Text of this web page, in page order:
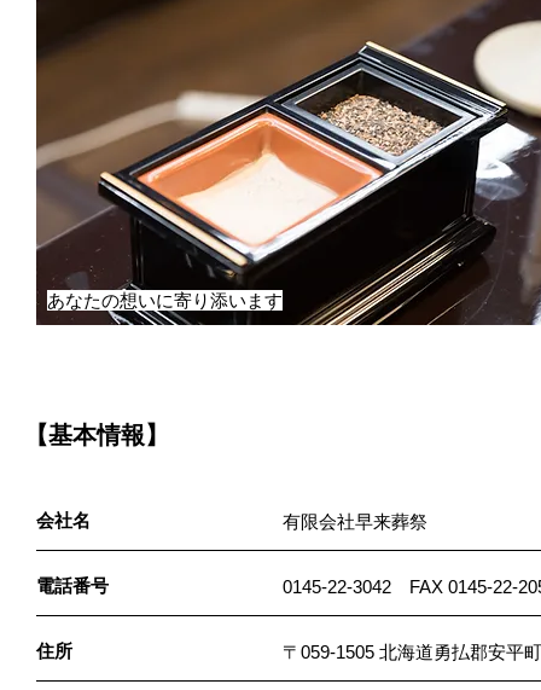
あなたの想いに寄り添います
【基本情報】
会社名 有限会社早来葬祭
電話番号 0145-22-3042 FAX 0145-22-
住所 〒059-1505 北海道勇払郡安平